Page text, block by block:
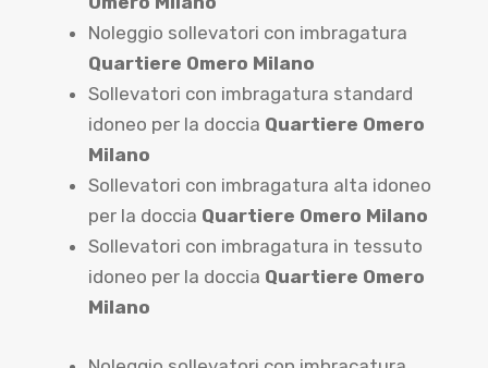
Noleggio sollevatori con imbragatura
Quartiere Omero Milano
Sollevatori con imbragatura standard
idoneo per la doccia Quartiere Omero
Milano
Sollevatori con imbragatura alta idoneo
per la doccia Quartiere Omero Milano
Sollevatori con imbragatura in tessuto
idoneo per la doccia Quartiere Omero
Milano